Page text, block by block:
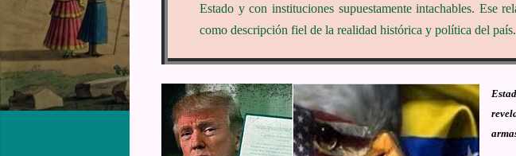
Estado y con instituciones supuestamente intachables. Ese
como descripción fiel de la realidad histórica y política del